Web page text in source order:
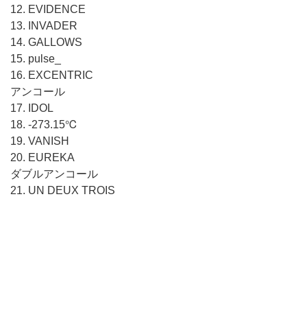
12. EVIDENCE
13. INVADER
14. GALLOWS
15. pulse_
16. EXCENTRIC
アンコール
17. IDOL
18. -273.15℃
19. VANISH
20. EUREKA
ダブルアンコール
21. UN DEUX TROIS